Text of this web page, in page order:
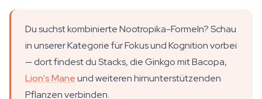
Du suchst kombinierte Nootropika-Formeln? Schau
in unserer Kategorie für Fokus und Kognition vorbei
— dort findest du Stacks, die Ginkgo mit Bacopa,
Lion's Maneund weiteren hirnunterstützenden
Pflanzen verbinden.